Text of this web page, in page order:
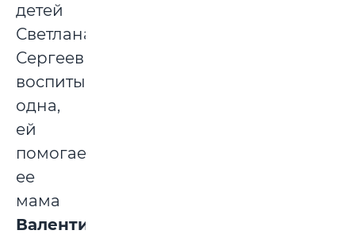
детей
Светлана
Сергеевна
воспитывает
одна,
ей
помогает
ее
мама
Валентина